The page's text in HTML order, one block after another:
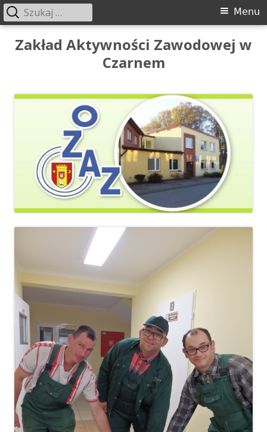
Przeskocz
Zakład Aktywności Zawodowej w
Czarnem
Menu
główne
Menu
Szukaj: